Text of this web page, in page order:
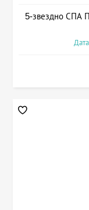
5-звездно СПА